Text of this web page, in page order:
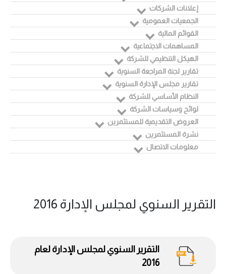
التقرير السنوي لمجلس الإدارة 2016
التقرير السنوي لمجلس الإدارة لعام
2016
إعلانات الشركات
الجمعيات العمومية
القوائم المالية
المساهمات الاجتماعية
الهيكل التنظيمي للشركة
تقارير لجنة المراجعة السنوية
تقارير مجلس الإدارة السنوية
النظام الأساسي للشركة
لوائح وسياسات الشركة
العروض التقديمية للمستثمرين
نشرة المستثمرين
معلومات الاتصال